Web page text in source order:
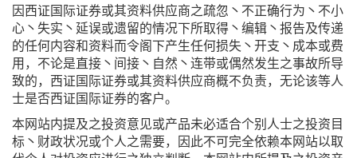
因西证国际证券或其资料供应商之疏忽丶不正确行为丶不小
心丶失实丶延误或遗留的情况下所取得丶编辑丶报告及传递
的任何内容和资料而令阁下产生任何损失丶开支丶成本或费
用，不论是直接丶间接丶自然丶连带或偶然发生之事故所导
致的，西证国际证券或其资料供应商概不负责，无论该等人
士是否西证国际证券的客户。
本网站内提及之投资意见或产品未必适合个别人士之投资目
标丶财政状况或个人之需要，因此不可完全依赖本网站以取